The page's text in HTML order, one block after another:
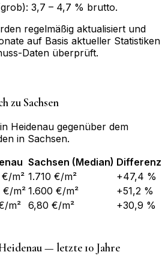
3,7 – 4,7 % brutto.
regelmäßig aktualisiert und
auf Basis aktueller Statistiken
Daten überprüft.
zu Sachsen
Heidenau gegenüber dem
in Sachsen.
Sachsen (Median) Differenz
m² 1.710 €/m²
+47,4 %
€/m²1.600 €/m²
+51,2 %
m² 6,80 €/m² +30,9 %
— letzte 10 Jahre